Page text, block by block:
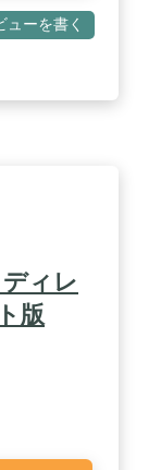
ューを書く
ィレ
版